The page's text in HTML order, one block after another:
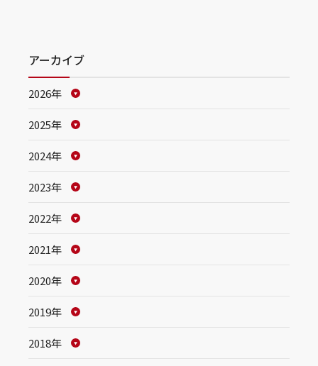
アーカイブ
2026年
2025年
2024年
2023年
2022年
2021年
2020年
2019年
2018年